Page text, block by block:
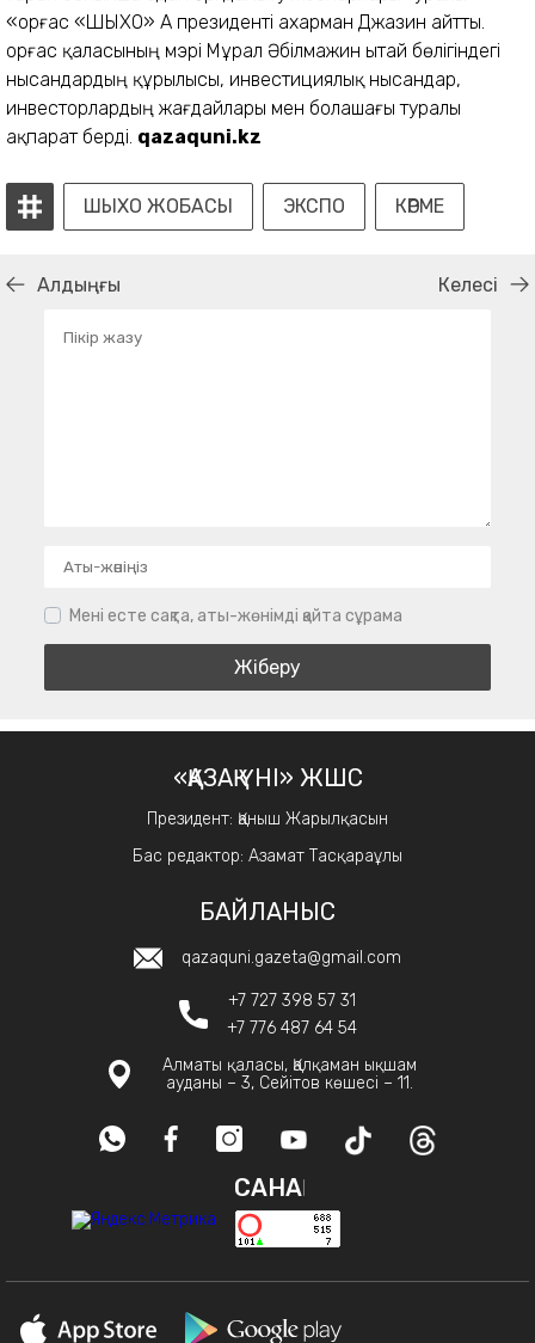
«Қорғас «ШЫХО» АҚ президенті Қахарман Джазин айтты.
Қорғас қаласының мэрі Мұрал Әбілмажин Қытай бөлігіндегі
нысандардың құрылысы, инвестициялық нысандар,
инвесторлардың жағдайлары мен болашағы туралы
ақпарат берді. qazaquni.kz
ШЫХО ЖОБАСЫ ЭКСПО КӨРМЕ
Алдыңғы Келесі
Мені есте сақта, аты-жөнімді қайта сұрама
«ҚАЗАҚ ҮНІ» ЖШС
Президент: Қаныш Жарылқасын
Бас редактор: Азамат Тасқараұлы
БАЙЛАНЫС
qazaquni.gazeta@gmail.com
+7 727 398 57 31
+7 776 487 64 54
Алматы қаласы, Қалқаман ықшам
ауданы – 3, Сейітов көшесі – 11.
САНАҚ